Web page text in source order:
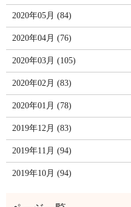
2020年05月 (84)
2020年04月 (76)
2020年03月 (105)
2020年02月 (83)
2020年01月 (78)
2019年12月 (83)
2019年11月 (94)
2019年10月 (94)